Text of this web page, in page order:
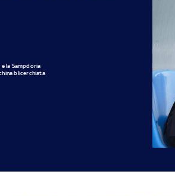
la Sampdoria
blicerchiata